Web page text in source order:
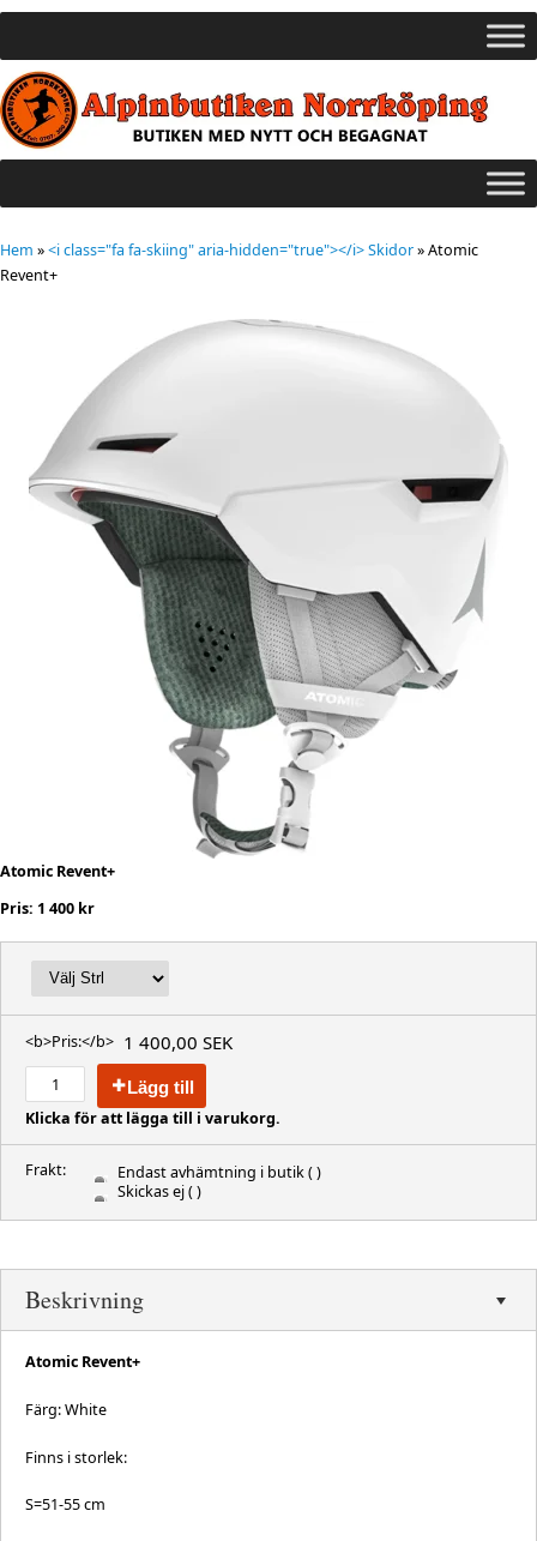
Hem »<i class="fa fa-skiing" aria-hidden="true"></i> Skidor»Atomic
Revent+
Atomic Revent+
Pris: 1 400 kr
<b>Pris:</b> 1 400,00 SEK
Lägg till
Klicka för att lägga till i varukorg.
Frakt: Endast avhämtning i butik( )
Skickas ej( )
Beskrivning
Atomic Revent+
Färg: White
Finns i storlek:
S=51-55 cm